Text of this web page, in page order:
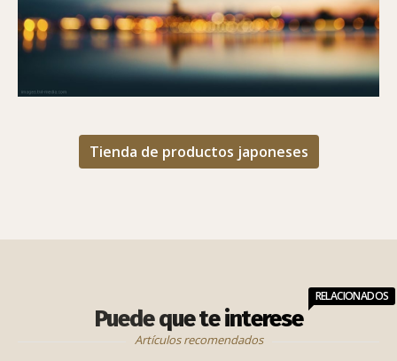
Tienda de productos japoneses
Puede que te interese
RELACIONADOS
Artículos recomendados